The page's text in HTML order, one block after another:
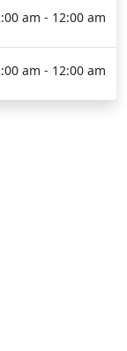
am - 12:00 am
am - 12:00 am